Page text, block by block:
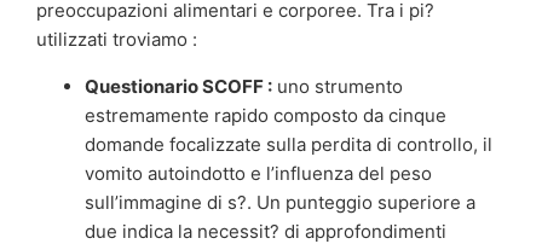
preoccupazioni alimentari e corporee. Tra i pi?
utilizzati troviamo :
Questionario SCOFF : uno strumento
estremamente rapido composto da cinque
domande focalizzate sulla perdita di controllo, il
vomito autoindotto e l’influenza del peso
sull’immagine di s?. Un punteggio superiore a
due indica la necessit? di approfondimenti